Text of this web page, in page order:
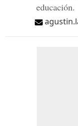
educación.